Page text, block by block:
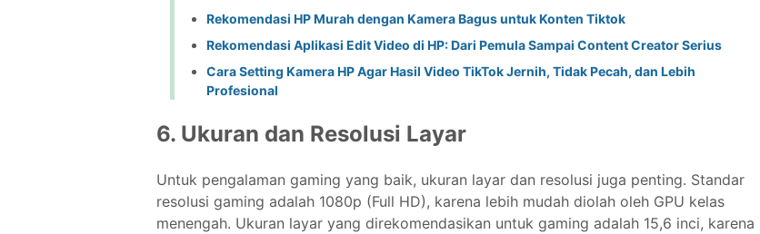
Rekomendasi HP Murah dengan Kamera Bagus untuk Konten Tiktok
Rekomendasi Aplikasi Edit Video di HP: Dari Pemula Sampai Content Creator Serius
Cara Setting Kamera HP Agar Hasil Video TikTok Jernih, Tidak Pecah, dan Lebih
Profesional
6. Ukuran dan Resolusi Layar
Untuk pengalaman gaming yang baik, ukuran layar dan resolusi juga penting. Standar
resolusi gaming adalah 1080p (Full HD), karena lebih mudah diolah oleh GPU kelas
menengah. Ukuran layar yang direkomendasikan untuk gaming adalah 15,6 inci, karena